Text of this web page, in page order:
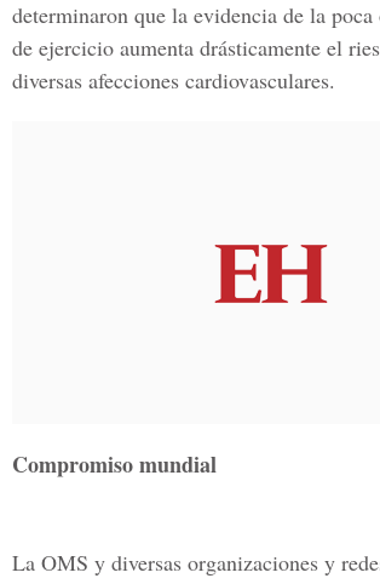
determinaron que la evidencia de la
de ejercicio aumenta drásticamente el
diversas afecciones cardiovasculares.
Compromiso mundial
La OMS y diversas organizaciones y